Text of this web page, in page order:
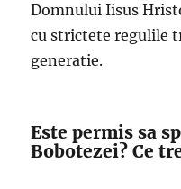
Domnului Iisus
cu strictete regulile
generatie.
Este permis sa
Bobotezei? Ce